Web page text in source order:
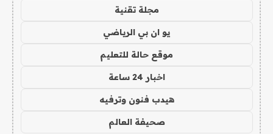
مجلة تقنية
يو ان بي الرياضي
موقع حالة للتعليم
اخبار 24 ساعة
هيدب فنون وترفيه
صحيفة العالم